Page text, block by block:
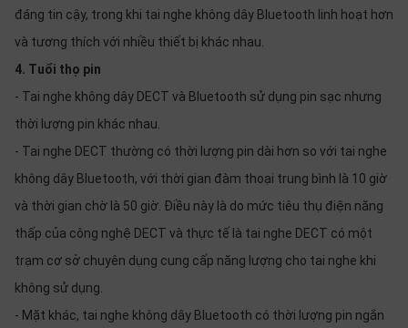
đáng tin cậy, trong khi tai nghe không dây Bluetooth linh hoạt hơn
và tương thích với nhiều thiết bị khác nhau.
4. Tuổi thọ pin
- Tai nghe không dây DECT và Bluetooth sử dụng pin sạc nhưng
thời lượng pin khác nhau.
- Tai nghe DECT thường có thời lượng pin dài hơn so với tai nghe
không dây Bluetooth, với thời gian đàm thoại trung bình là 10 giờ
và thời gian chờ là 50 giờ. Điều này là do mức tiêu thụ điện năng
thấp của công nghệ DECT và thực tế là tai nghe DECT có một
trạm cơ sở chuyên dụng cung cấp năng lượng cho tai nghe khi
không sử dụng.
- Mặt khác, tai nghe không dây Bluetooth có thời lượng pin ngắn